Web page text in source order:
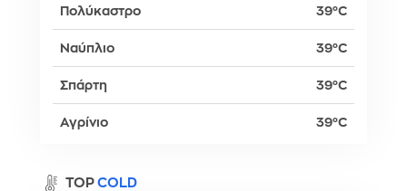
Πολύκαστρο 39°C
Ναύπλιο 39°C
Σπάρτη 39°C
Αγρίνιο 39°C
TOP COLD